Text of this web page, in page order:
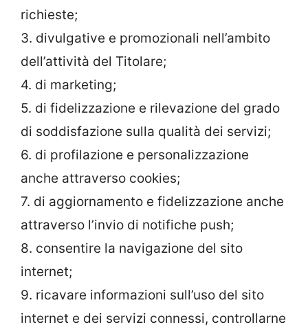
richieste;
3. divulgative e promozionali nell’ambito
dell’attività del Titolare;
4. di marketing;
5. di fidelizzazione e rilevazione del grado
di soddisfazione sulla qualità dei servizi;
6. di profilazione e personalizzazione
anche attraverso cookies;
7. di aggiornamento e fidelizzazione anche
attraverso l’invio di notifiche push;
8. consentire la navigazione del sito
internet;
9. ricavare informazioni sull’uso del sito
internet e dei servizi connessi, controllarne